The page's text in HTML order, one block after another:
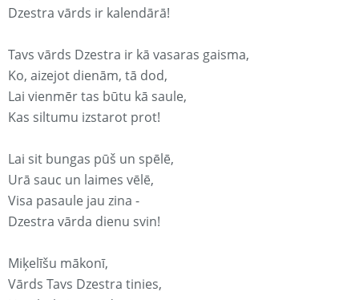
Dzestra vārds ir kalendārā!
Tavs vārds Dzestra ir kā vasaras gaisma,
Ko, aizejot dienām, tā dod,
Lai vienmēr tas būtu kā saule,
Kas siltumu izstarot prot!
Lai sit bungas pūš un spēlē,
Urā sauc un laimes vēlē,
Visa pasaule jau zina -
Dzestra vārda dienu svin!
Miķelīšu mākonī,
Vārds Tavs Dzestra tinies,